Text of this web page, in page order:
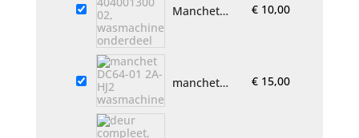
Manchet
onderdeel
€10,00
manchet
€15,00